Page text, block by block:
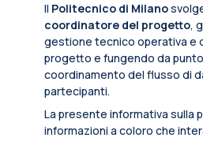
Il Politecnico di Milano
coordinatore del progetto,
gestione tecnico operativa e
progetto e fungendo da
coordinamento del flusso di
partecipanti.
La presente informativa sulla
informazioni a coloro che